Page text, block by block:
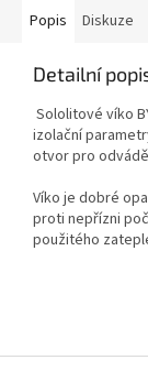
Popis Diskuze
Detailní
Sololitové víko
izolační
otvor pro
Víko je dobré
proti nepřízni
použitého